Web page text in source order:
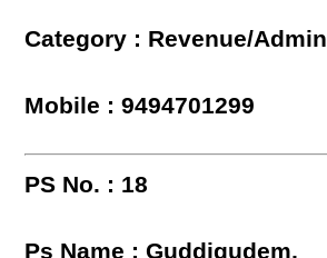
Category : Revenue/Admin
Mobile : 9494701299
PS No. : 18
Ps Name : Guddigudem,